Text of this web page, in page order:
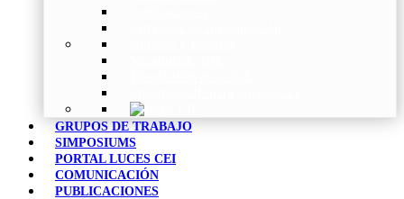
GRUPOS DE TRABAJO
SIMPOSIUMS
PORTAL LUCES CEI
COMUNICACIÓN
PUBLICACIONES